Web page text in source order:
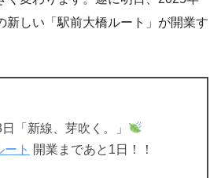
新しい「駅前大橋ルート」が開業す
「新線、芽吹く。」
ト 開業まであと1日！！